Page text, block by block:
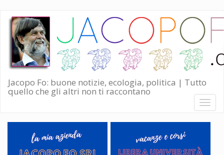
Salta
contenuto
principale
Jacopo Fo: buone notizie, ecologia, politica | Tutto
quello che gli altri non ti raccontano
Toggle